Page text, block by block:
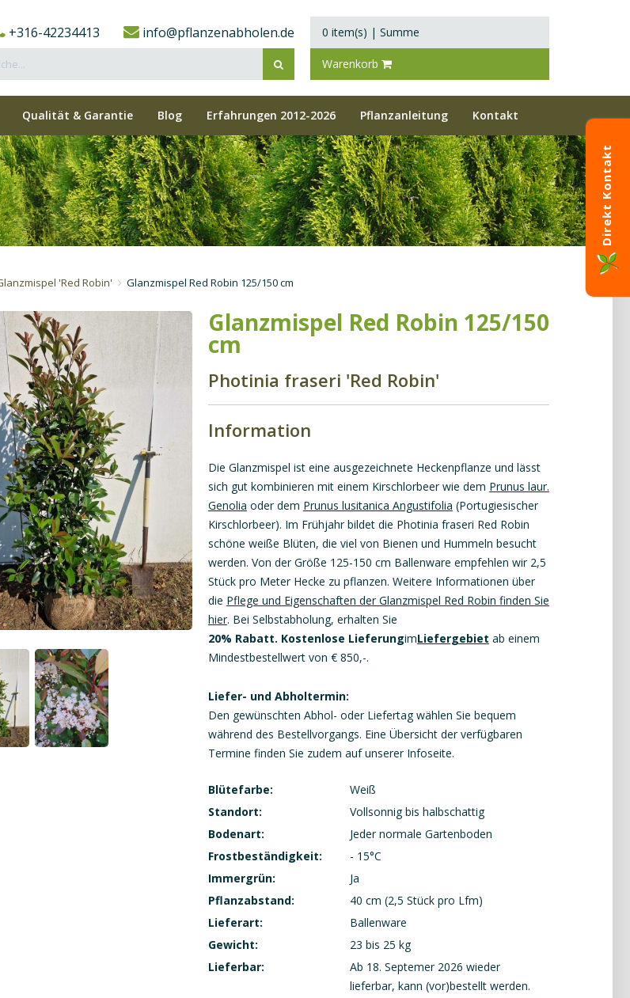
+316-42234413 info@pflanzenabholen.de 0 item(s) | Summe
Warenkorb
Qualität & Garantie Blog Erfahrungen 2012-2026 Pflanzanleitung Kontakt
'Red Robin' Glanzmispel Red Robin 125/150 cm
Glanzmispel Red Robin 125/150
cm
Photinia fraseri 'Red Robin'
Information
Die Glanzmispel ist eine ausgezeichnete Heckenpflanze und lässt
sich gut kombinieren mit einem Kirschlorbeer wie dem Prunus laur.
Genolia oder dem Prunus lusitanica Angustifolia (Portugiesischer
Kirschlorbeer). Im Frühjahr bildet die Photinia fraseri Red Robin
schöne weiße Blüten, die viel von Bienen und Hummeln besucht
werden. Von der Größe 125-150 cm Ballenware empfehlen wir 2,5
Stück pro Meter Hecke zu pflanzen. Weitere Informationen über
die Pflege und Eigenschaften der Glanzmispel Red Robin finden Sie
hier. Bei Selbstabholung, erhalten Sie
20% Rabatt. Kostenlose LieferungimLiefergebiet ab einem
Mindestbestellwert von € 850,-.
Liefer- und Abholtermin:
Den gewünschten Abhol- oder Liefertag wählen Sie bequem
während des Bestellvorgangs. Eine Übersicht der verfügbaren
Termine finden Sie zudem auf unserer Infoseite.
Blütefarbe:
Weiß
Standort:
Vollsonnig bis halbschattig
Bodenart:
Jeder normale Gartenboden
Frostbeständigkeit:
- 15°C
Immergrün:
Ja
Pflanzabstand:
40 cm (2,5 Stück pro Lfm)
Lieferart:
Ballenware
Gewicht:
23 bis 25 kg
Lieferbar:
Ab 18. Septemer 2026 wieder
lieferbar, kann (vor)bestellt werden.
Direkt Kontakt